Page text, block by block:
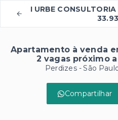
I URBE
Apartamento à venda
2 vagas próximo
Perdizes - São
Compartilhar